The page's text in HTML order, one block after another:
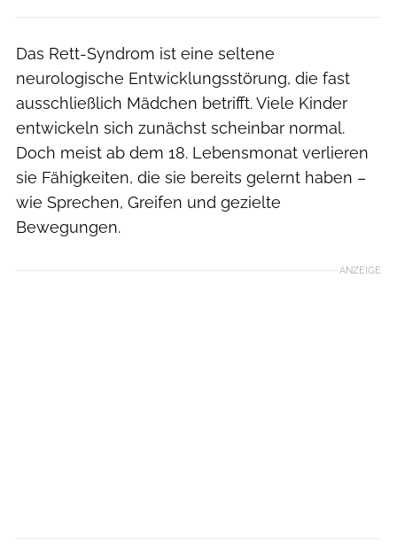
Das Rett-Syndrom ist eine seltene
neurologische Entwicklungsstörung, die fast
ausschließlich Mädchen betrifft. Viele Kinder
entwickeln sich zunächst scheinbar normal.
Doch meist ab dem 18. Lebensmonat verlieren
sie Fähigkeiten, die sie bereits gelernt haben –
wie Sprechen, Greifen und gezielte
Bewegungen.
ANZEIGE